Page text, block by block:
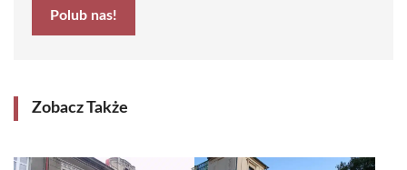
Polub nas!
Zobacz Także